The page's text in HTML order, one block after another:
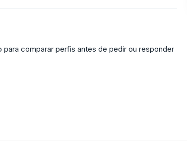
comparar perfis antes de pedir ou responder